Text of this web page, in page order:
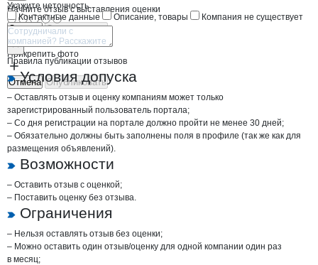
Начните отзыв с выставления оценки
Прикрепить фото
Отмена Опубликовать
Укажите неточность
Контактные данные
Описание, товары Компания не существует
Отмена Опубликовать
Правила публикации отзывов
Условия допуска
– Оставлять отзыв и оценку компаниям может только
зарегистрированный пользователь портала;
– Со дня регистрации на портале должно пройти не менее 30 дней;
– Обязательно должны быть заполнены поля в профиле (так же как для
размещения объявлений).
Возможности
– Оставить отзыв с оценкой;
– Поставить оценку без отзыва.
Ограничения
– Нельзя оставлять отзыв без оценки;
– Можно оставить один отзыв/оценку для одной компании один раз
в месяц;